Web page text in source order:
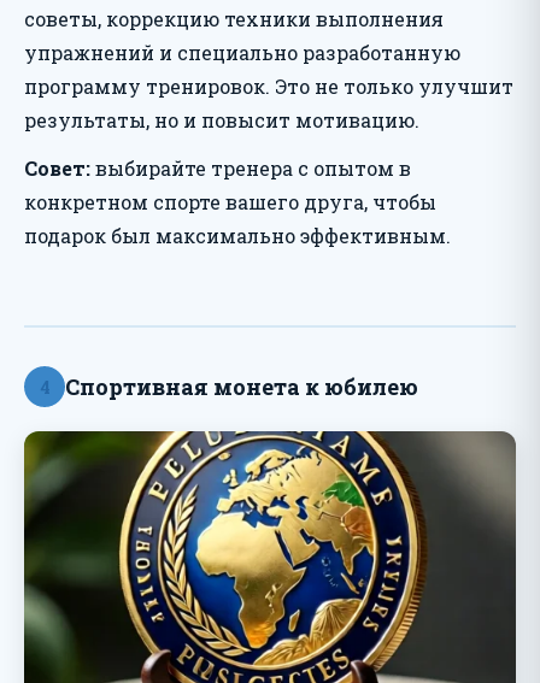
советы, коррекцию техники выполнения
упражнений и специально разработанную
программу тренировок. Это не только улучшит
результаты, но и повысит мотивацию.
Совет:выбирайте тренера с опытом в
конкретном спорте вашего друга, чтобы
подарок был максимально эффективным.
4 Спортивная монета к юбилею